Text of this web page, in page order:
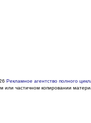
Рекламное агентство полного
или частичном копировании